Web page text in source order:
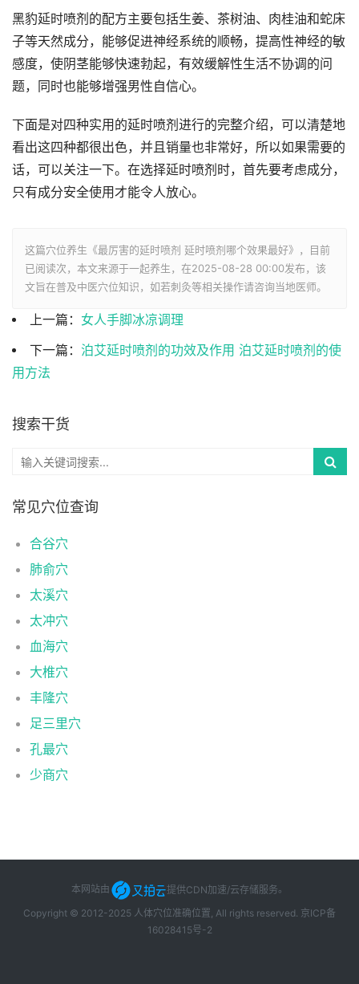
黑豹延时喷剂的配方主要包括生姜、茶树油、肉桂油和蛇床
子等天然成分，能够促进神经系统的顺畅，提高性神经的敏
感度，使阴茎能够快速勃起，有效缓解性生活不协调的问
题，同时也能够增强男性自信心。
下面是对四种实用的延时喷剂进行的完整介绍，可以清楚地
看出这四种都很出色，并且销量也非常好，所以如果需要的
话，可以关注一下。在选择延时喷剂时，首先要考虑成分，
只有成分安全使用才能令人放心。
这篇穴位养生《最厉害的延时喷剂 延时喷剂哪个效果最好》，目前
已阅读次，本文来源于一起养生，在2025-08-28 00:00发布，该
文旨在普及中医穴位知识，如若刺灸等相关操作请咨询当地医师。
上一篇： 女人手脚冰凉调理
下一篇： 泊艾延时喷剂的功效及作用 泊艾延时喷剂的使
用方法
搜索干货
常见穴位查询
合谷穴
肺俞穴
太溪穴
太冲穴
血海穴
大椎穴
丰隆穴
足三里穴
孔最穴
少商穴
本网站由 提供CDN加速/云存储服务。
Copyright © 2012-2025 人体穴位准确位置, All rights reserved. 京ICP备
16028415号-2